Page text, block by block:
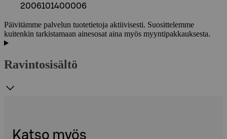
2006101400006
Päivitämme palvelun tuotetietoja aktiivisesti. Suosittelemme
kuitenkin tarkistamaan ainesosat aina myös myyntipakkauksesta.
Ravintosisältö
Katso myös